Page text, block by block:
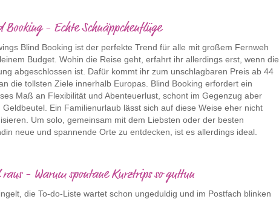
Booking - Echte Schnäppchenflüge
Blind Booking ist der perfekte Trend für alle mit großem Fernweh
Budget. Wohin die Reise geht, erfahrt ihr allerdings erst, wenn die
abgeschlossen ist. Dafür kommt ihr zum unschlagbaren Preis ab 44
die tollsten Ziele innerhalb Europas. Blind Booking erfordert ein
Maß an Flexibilität und Abenteuerlust, schont im Gegenzug aber
Geldbeutel. Ein Familienurlaub lässt sich auf diese Weise eher nicht
Um solo, gemeinsam mit dem Liebsten oder der besten
neue und spannende Orte zu entdecken, ist es allerdings ideal.
- Warum spontane Kurztrips so guttun
die To-do-Liste wartet schon ungeduldig und im Postfach blinken